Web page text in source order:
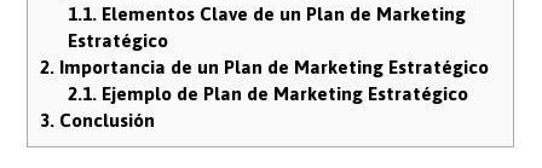
1.1. Elementos Clave de un Plan de Marketing
Estratégico
2. Importancia de un Plan de Marketing Estratégico
2.1. Ejemplo de Plan de Marketing Estratégico
3. Conclusión